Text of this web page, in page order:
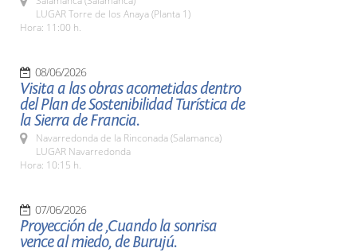
LUGAR Torre de los Anaya (Planta 1)
Hora: 11:00 h.
08/06/2026
Visita a las obras acometidas dentro
del Plan de Sostenibilidad Turística de
la Sierra de Francia.
Navarredonda de la Rinconada (Salamanca)
LUGAR Navarredonda
Hora: 10:15 h.
07/06/2026
Proyección de ,Cuando la sonrisa
vence al miedo, de Burujú.